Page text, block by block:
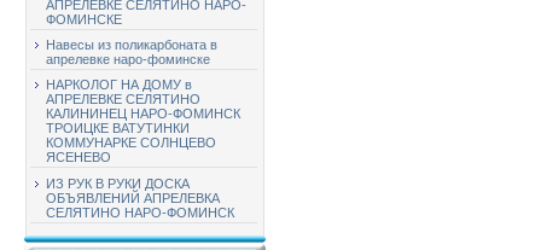
АПРЕЛЕВКЕ СЕЛЯТИНО НАРО-
ФОМИНСКЕ
Навесы из поликарбоната в
апрелевке наро-фоминске
НАРКОЛОГ НА ДОМУ в
АПРЕЛЕВКЕ СЕЛЯТИНО
КАЛИНИНЕЦ НАРО-ФОМИНСК
ТРОИЦКЕ ВАТУТИНКИ
КОММУНАРКЕ СОЛНЦЕВО
ЯСЕНЕВО
ИЗ РУК В РУКИ ДОСКА
ОБЪЯВЛЕНИЙ АПРЕЛЕВКА
СЕЛЯТИНО НАРО-ФОМИНСК